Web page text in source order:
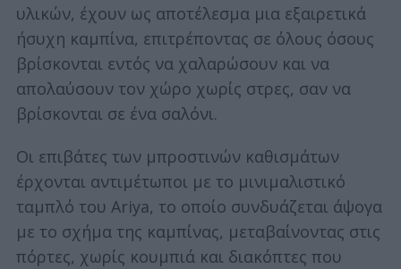
υλικών, έχουν ως αποτέλεσμα μια εξαιρετικά
ήσυχη καμπίνα, επιτρέποντας σε όλους όσους
βρίσκονται εντός να χαλαρώσουν και να
απολαύσουν τον χώρο χωρίς στρες, σαν να
βρίσκονται σε ένα σαλόνι.
Οι επιβάτες των μπροστινών καθισμάτων
έρχονται αντιμέτωποι με το μινιμαλιστικό
ταμπλό του Ariya, το οποίο συνδυάζεται άψογα
με το σχήμα της καμπίνας, μεταβαίνοντας στις
πόρτες, χωρίς κουμπιά και διακόπτες που